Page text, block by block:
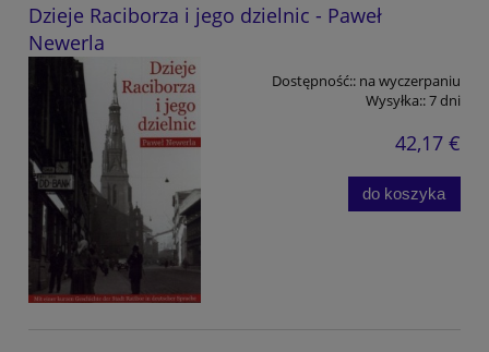
Dzieje Raciborza i jego dzielnic - Paweł
Newerla
Dostępność:: na wyczerpaniu
Wysyłka::7 dni
42,17 €
do koszyka